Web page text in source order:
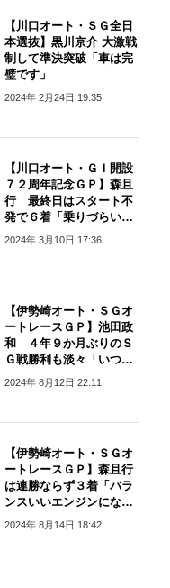
【川口オート・ＳＧ全日
本選抜】黒川京介 大激戦
制して準決突破「車は完
璧です」
2024年 2月24日 19:35
【川口オート・ＧＩ開設
７２周年記念ＧＰ】森且
行 最終日はスタート不
発で６着「乗りづらいし
エンジンが出てない」
2024年 3月10日 17:36
【伊勢崎オート・ＳＧオ
ートレースＧＰ】池田政
和 ４年９か月ぶりのＳ
Ｇ戦勝利も淡々「いつも
と変わらない」
2024年 8月12日 22:11
【伊勢崎オート・ＳＧオ
ートレースＧＰ】森且行
は連勝ならず３着「バラ
ンスいいエンジンになら
ないね…」
2024年 8月14日 18:42